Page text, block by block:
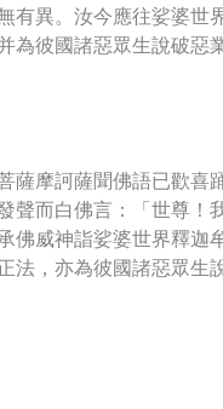
有異。汝今應往娑婆世
為彼國諸惡眾生說破惡
薩摩訶薩聞佛語已歡喜
聲而白佛言：「世尊！
佛威神詣娑婆世界釋迦
法，亦為彼國諸惡眾生